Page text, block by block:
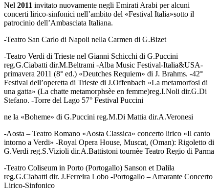
Nel 2011 invitato nuovamente negli Emirati Arabi per alcuni
concerti lirico-sinfonici nell’ambito del «Festival Italia»sotto il
patrocinio dell’Ambasciata Italiana.
-Teatro San Carlo di Napoli nella Carmen di G.Bizet
-Teatro Verdi di Trieste nel Gianni Schicchi di G.Puccini
reg.G.Ciabatti dir.M.Beltrami -Alba Music Festival-Italia&USA-
primavera 2011 (8° ed.) «Deutches Requiem» di J. Brahms. -42°
Festival dell’operetta di Trieste di J.Offenbach «La metamorfosi di
una gatta» (La chatte metamorphsèe en femme)reg.I.Noli dir.G.Di
Stefano. -Torre del Lago 57° Festival Puccini
ne la «Boheme» di G.Puccini reg.M.Di Mattia dir.A.Veronesi
-Aosta – Teatro Romano «Aosta Classica» concerto lirico «Il canto
intorno a Verdi» -Royal Opera House, Muscat, (Oman): Rigoletto di
G.Verdi reg.S.Vizioli dir.A.Battistoni tournèe Teatro Regio di Parma
-Teatro Coliseum in Porto (Portogallo) Sanson et Dalila
reg.G.Ciabatti dir. J.Ferreira Lobo -Portogallo – Amarante Concerto
Lirico-Sinfonico